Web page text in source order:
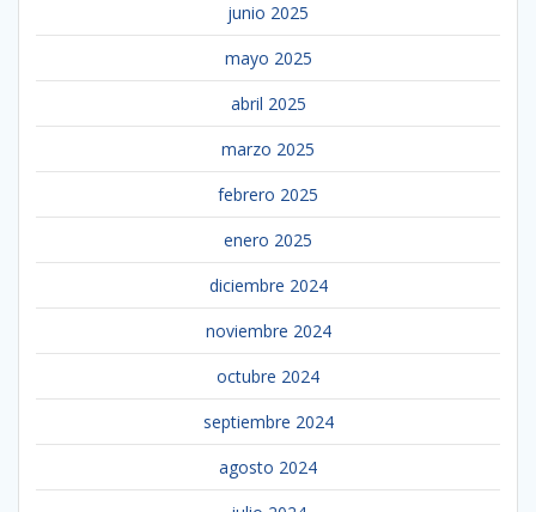
junio 2025
mayo 2025
abril 2025
marzo 2025
febrero 2025
enero 2025
diciembre 2024
noviembre 2024
octubre 2024
septiembre 2024
agosto 2024